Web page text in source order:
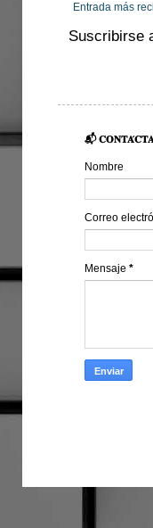
Entrada más
Suscribirse
📬
Nombre
Correo
Mensaje *